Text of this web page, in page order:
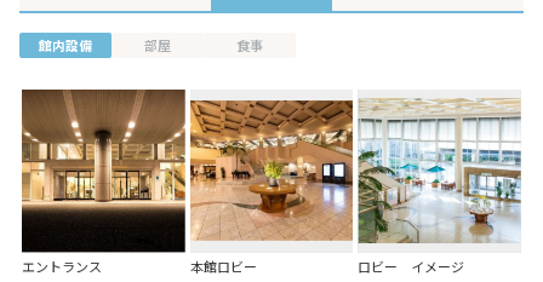
館内設備 部屋 食事
エントランス 本館ロビー ロビー イメージ